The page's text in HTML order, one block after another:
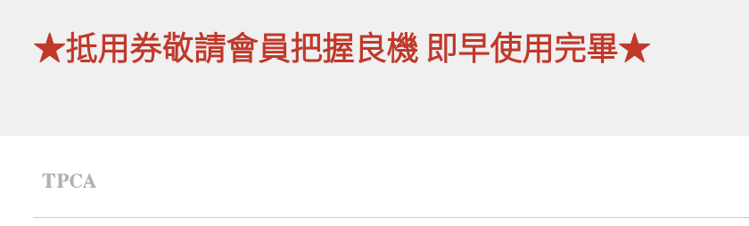
★抵用券敬請會員把握良機 即早使用完畢★